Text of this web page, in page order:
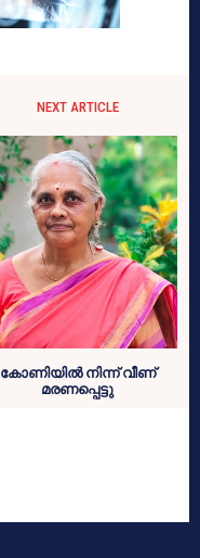
NEXT ARTICLE
കോണിയിൽ നിന്ന് വീണ്
മരണപ്പെട്ടു